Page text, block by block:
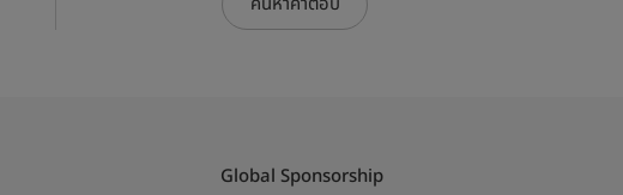
Global Sponsorship